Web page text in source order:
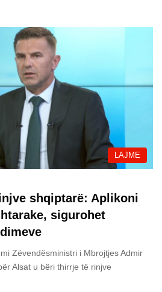
LAJME
shqiptarë: Aplikoni
sigurohet
Zëvendësministri i Mbrojtjes Admir
Alsat u bëri thirrje të rinjve